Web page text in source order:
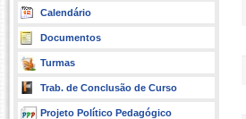
Calendário
Documentos
Turmas
Trab. de Conclusão de Curso
Projeto Político Pedagógico